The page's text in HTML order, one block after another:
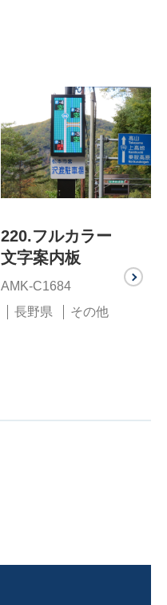
220.フルカラー
文字案内板
AMK-C1684
長野県
その他